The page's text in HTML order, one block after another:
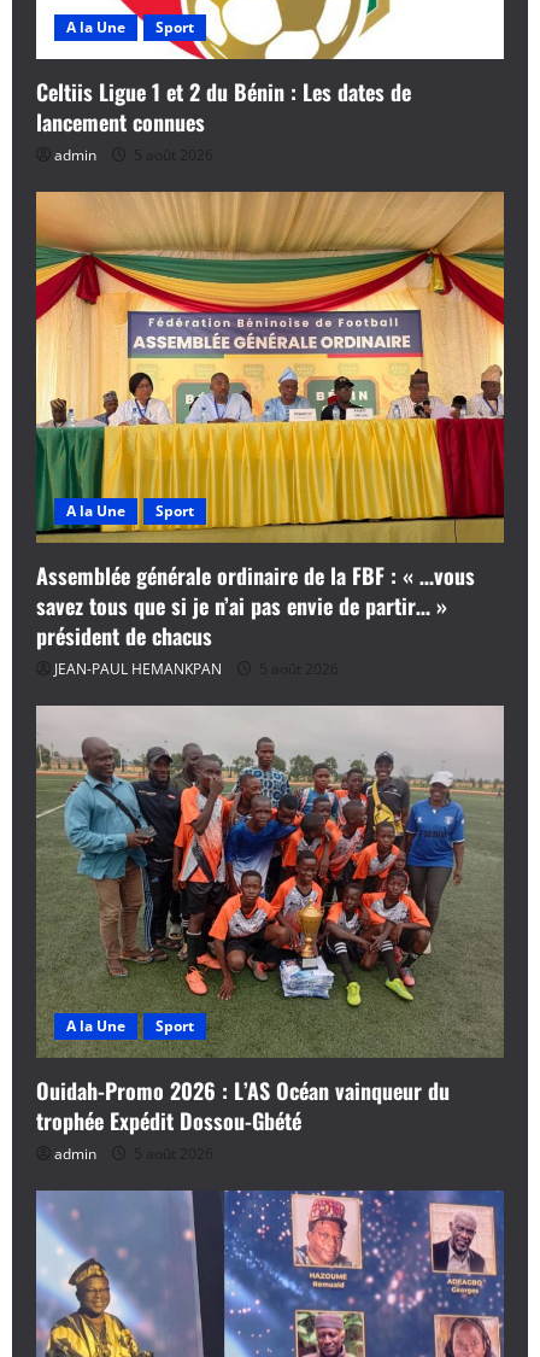
’
a
r
t
i
c
l
e
A la Une Sport
Celtiis Ligue 1 et 2 du Bénin : Les dates de
lancement connues
admin 5 août 2026
A la Une Sport
Assemblée générale ordinaire de la FBF : « …vous
savez tous que si je n’ai pas envie de partir… »
président de chacus
JEAN-PAUL HEMANKPAN 5 août 2026
A la Une Sport
Ouidah-Promo 2026 : L’AS Océan vainqueur du
trophée Expédit Dossou-Gbété
admin 5 août 2026